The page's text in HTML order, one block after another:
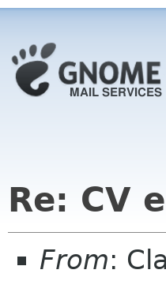
Re: CV
From: